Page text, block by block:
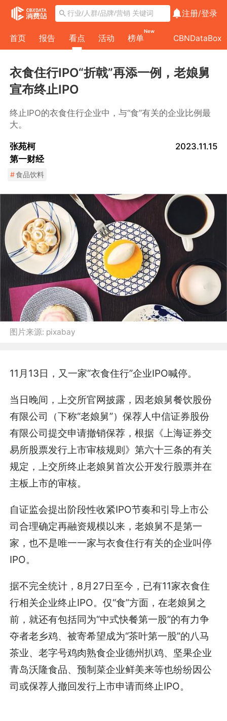
注册/登录
首页 报告 看点 活动 榜单
New
CBNDataBox
衣食住行IPO“折戟”再添一例，老娘舅
宣布终止IPO
终止IPO的衣食住行企业中，与“食”有关的企业比例最
大。
张苑柯
第一财经
2023.11.15
#食品饮料
图片来源: pixabay
11月13日，又一家“衣食住行”企业IPO喊停。
当日晚间，上交所官网披露，因老娘舅餐饮股份
有限公司（下称“老娘舅”）保荐人中信证券股份
有限公司提交申请撤销保荐，根据《上海证券交
易所股票发行上市审核规则》第六十三条的有关
规定，上交所终止老娘舅首次公开发行股票并在
主板上市的审核。
自证监会提出阶段性收紧IPO节奏和引导上市公
司合理确定再融资规模以来，老娘舅不是第一
家，也不是唯一一家与衣食住行有关的企业叫停
IPO。
据不完全统计，8月27日至今，已有11家衣食住
行相关企业终止IPO。仅“食”方面，在老娘舅之
前，就还有包括同为“中式快餐第一股”的有力争
夺者老乡鸡、被寄希望成为“茶叶第一股”的八马
茶业、老字号鸡肉熟食企业德州扒鸡、坚果企业
青岛沃隆食品、预制菜企业鲜美来等也纷纷因公
司或保荐人撤回发行上市申请而终止IPO。